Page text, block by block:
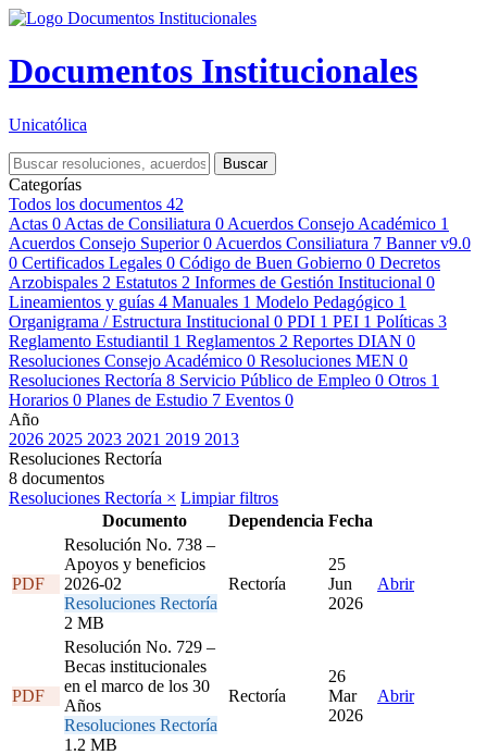
Documentos Institucionales
Unicatólica
Buscar
Categorías
Todos los documentos 42
Actas 0 Actas de Consiliatura 0 Acuerdos Consejo Académico 1
Acuerdos Consejo Superior0 Acuerdos Consiliatura 7 Banner v9.0
0 Certificados Legales 0 Código de Buen Gobierno 0 Decretos
Arzobispales 2 Estatutos 2 Informes de Gestión Institucional 0
Lineamientos y guías 4 Manuales 1 Modelo Pedagógico 1
Organigrama / Estructura Institucional 0 PDI 1 PEI 1 Políticas 3
Reglamento Estudiantil 1 Reglamentos 2 Reportes DIAN 0
Resoluciones Consejo Académico 0 Resoluciones MEN 0
Resoluciones Rectoría 8 Servicio Público de Empleo 0 Otros 1
Horarios 0 Planes de Estudio 7 Eventos 0
Año
2026 2025 2023 2021 2019 2013
Resoluciones Rectoría
8 documentos
Resoluciones Rectoría × Limpiar filtros
Documento
Dependencia Fecha
PDF
Resolución No. 738 –
Apoyos y beneficios
2026-02
Resoluciones Rectoría
2 MB
Rectoría
25
Jun
2026
Abrir
PDF
Resolución No. 729 –
Becas institucionales
en el marco de los 30
Años
Resoluciones Rectoría
1.2 MB
Rectoría
26
Mar
2026
Abrir